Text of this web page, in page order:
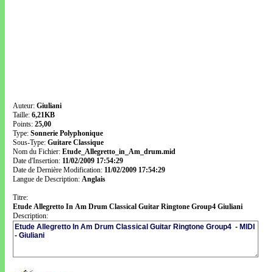
Auteur: Giuliani
Taille: 6,21KB
Points: 25,00
Type: Sonnerie Polyphonique
Sous-Type: Guitare Classique
Nom du Fichier: Etude_Allegretto_in_Am_drum.mid
Date d'Insertion: 11/02/2009 17:54:29
Date de Dernière Modification: 11/02/2009 17:54:29
Langue de Description: Anglais
Titre:
Etude Allegretto In Am Drum Classical Guitar Ringtone Group4 Giuliani
Description: